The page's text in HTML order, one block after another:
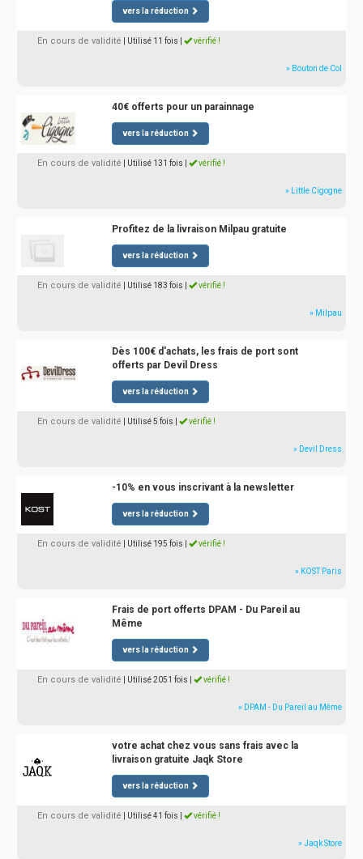
vers la réduction
En cours de validité | Utilisé 11 fois vérifié !
» Bouton de Col
40€ offerts pour un parainnage
vers la réduction
En cours de validité | Utilisé 131 fois vérifié !
» Little Cigogne
Profitez de la livraison Milpau gratuite
vers la réduction
En cours de validité | Utilisé 183 fois vérifié !
» Milpau
Dès 100€ d'achats, les frais de port sont
offerts par Devil Dress
vers la réduction
En cours de validité | Utilisé 5 fois vérifié !
» Devil Dress
-10% en vous inscrivant à la newsletter
vers la réduction
En cours de validité | Utilisé 195 fois vérifié !
» KOST Paris
Frais de port offerts DPAM - Du Pareil au
Même
vers la réduction
En cours de validité | Utilisé 2051 fois vérifié !
» DPAM - Du Pareil au Même
votre achat chez vous sans frais avec la
livraison gratuite Jaqk Store
vers la réduction
En cours de validité | Utilisé 41 fois vérifié !
» Jaqk Store